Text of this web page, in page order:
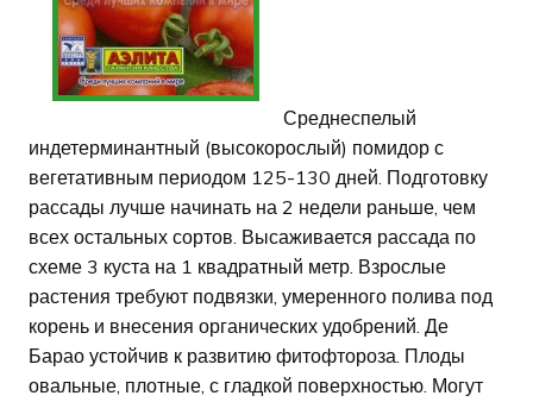
Среднеспелый
индетерминантный (высокорослый) помидор с
вегетативным периодом 125-130 дней. Подготовку
рассады лучше начинать на 2 недели раньше, чем
всех остальных сортов. Высаживается рассада по
схеме 3 куста на 1 квадратный метр. Взрослые
растения требуют подвязки, умеренного полива под
корень и внесения органических удобрений. Де
Барао устойчив к развитию фитофтороза. Плоды
овальные, плотные, с гладкой поверхностью. Могут